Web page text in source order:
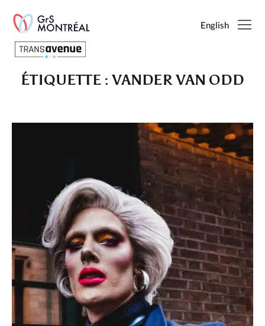
English
Français
English
SEARCH
PAGES
Charte des commentaires et publications
Conditions d’utilisation
Nous contacter
Politique de confidentialité
ÉTIQUETTE : VANDER VAN ODD